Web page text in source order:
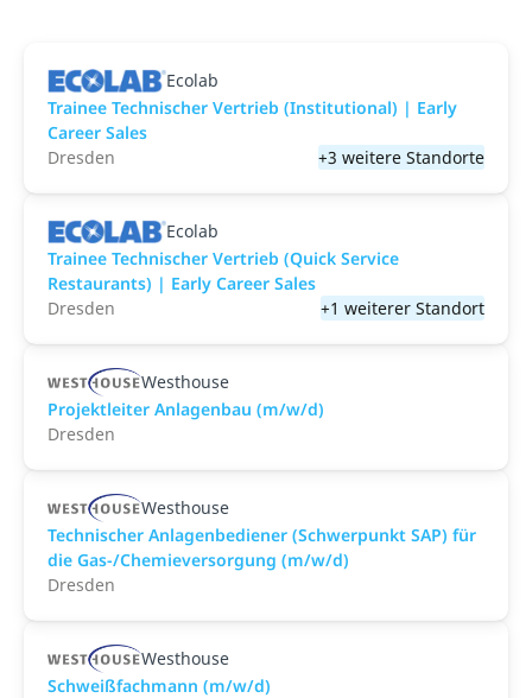
Ecolab
Trainee Technischer Vertrieb (Institutional) | Early
Career Sales
Dresden
+3 weitere Standorte
Ecolab
Trainee Technischer Vertrieb (Quick Service
Restaurants) | Early Career Sales
Dresden
+1 weiterer Standort
Westhouse
Projektleiter Anlagenbau (m/w/d)
Dresden
Westhouse
Technischer Anlagenbediener (Schwerpunkt SAP) für
die Gas-/Chemieversorgung (m/w/d)
Dresden
Westhouse
Schweißfachmann (m/w/d)